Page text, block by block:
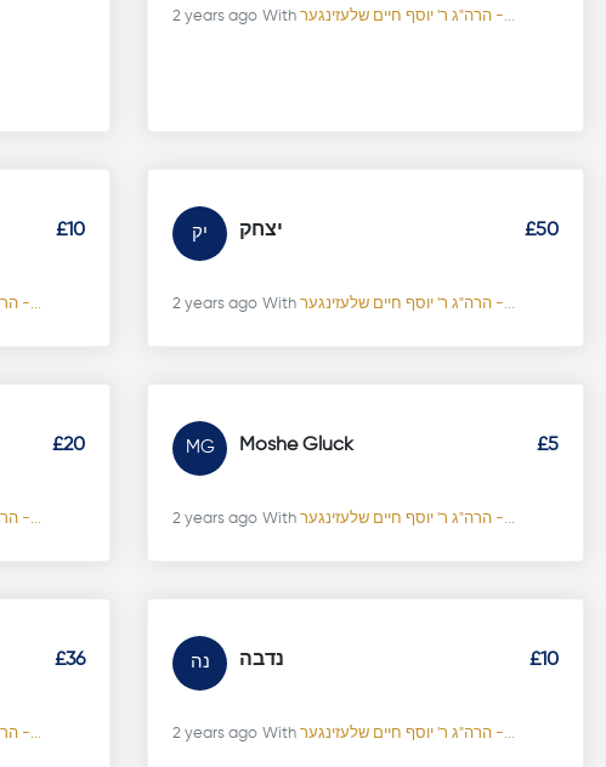
2 years ago With הרה"ג ר' יוסף חיים שלעזינגער -...
£10
הרה"ג ר' יוסף חיים שלעזינגער -...
יק יצחק £50
2 years ago With הרה"ג ר' יוסף חיים שלעזינגער -...
£20
הרה"ג ר' יוסף חיים שלעזינגער -...
MG Moshe Gluck £5
2 years ago With הרה"ג ר' יוסף חיים שלעזינגער -...
£36
הרה"ג ר' יוסף חיים שלעזינגער -...
נה נדבה £10
2 years ago With הרה"ג ר' יוסף חיים שלעזינגער -...